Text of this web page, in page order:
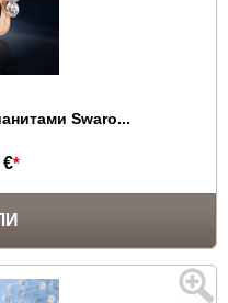
Swaro...
€*